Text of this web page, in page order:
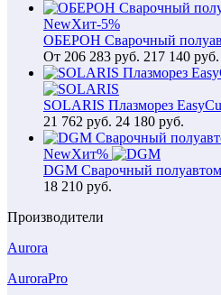
NewХит-5%
ОБЕРОН Сварочный
От 206 283 руб. 217 140 руб.
SOLARIS Плазморез
21 762 руб. 24 180 руб.
NewХит%
DGM Сварочный
18 210 руб.
Производители
Aurora
AuroraPro